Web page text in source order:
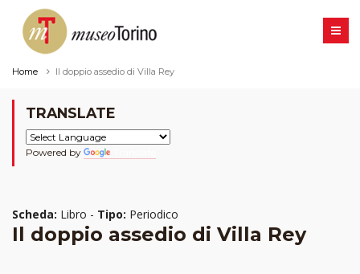
Home Il doppio assedio di Villa Rey
TRANSLATE
Powered by
Scheda: Libro - Tipo: Periodico
Il doppio assedio di Villa Rey